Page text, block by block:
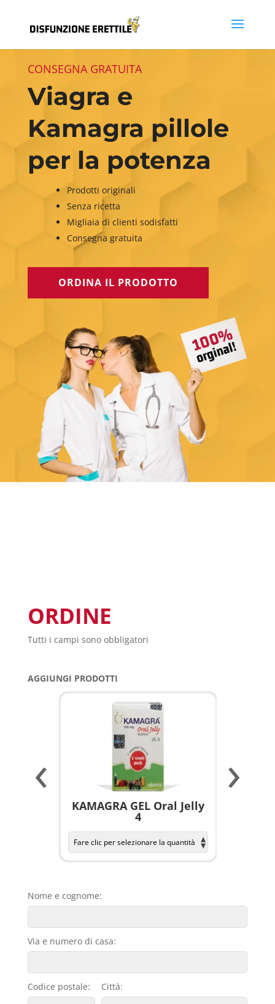
CONSEGNA GRATUITA
Viagra e
Kamagra pillole
per la potenza
Prodotti originali
Senza ricetta
Migliaia di clienti sodisfatti
Consegna gratuita
ORDINA IL PRODOTTO
ORDINE
Tutti i campi sono obbligatori
AGGIUNGI PRODOTTI
KAMAGRA GEL Oral Jelly
4
‹ ›
Nome e cognome:
Via e numero di casa:
Codice postale: Città: